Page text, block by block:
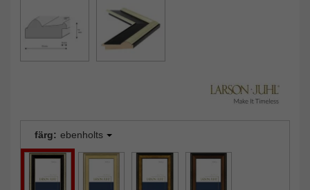
färg: ebenholts